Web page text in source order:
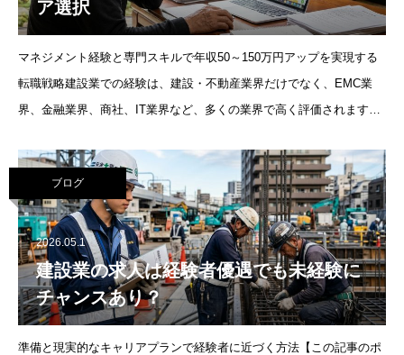
ア選択
マネジメント経験と専門スキルで年収50～150万円アップを実現する
転職戦略建設業での経験は、建設・不動産業界だけでなく、EMC業
界、金融業界、商社、IT業界など、多くの業界で高く評価されます。
とで、年収アップ
ブログ
2026.05.1
建設業の求人は経験者優遇でも未経験に
チャンスあり？
準備と現実的なキャリアプランで経験者に近づく方法【この記事のポ